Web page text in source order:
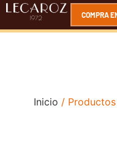
COMPRA
Inicio /